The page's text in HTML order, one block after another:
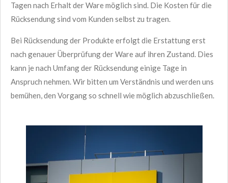
Tagen nach Erhalt der Ware möglich sind. Die Kosten für die
Rücksendung sind vom Kunden selbst zu tragen.
Bei Rücksendung der Produkte erfolgt die Erstattung erst
nach genauer Überprüfung der Ware auf ihren Zustand. Dies
kann je nach Umfang der Rücksendung einige Tage in
Anspruch nehmen. Wir bitten um Verständnis und werden uns
bemühen, den Vorgang so schnell wie möglich abzuschließen.